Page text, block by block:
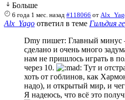
Больше
6 года 1 мес. назад #118066 от
Alx_Yago ответил в теме Гильдия
Dmy пишет: Главный минус
сделано и очень много
нам не пришлось играть в
через 10.
Тут и
хоть от гоблинов, как
надо), и открытый мир, и
Я надеюсь, что всё это